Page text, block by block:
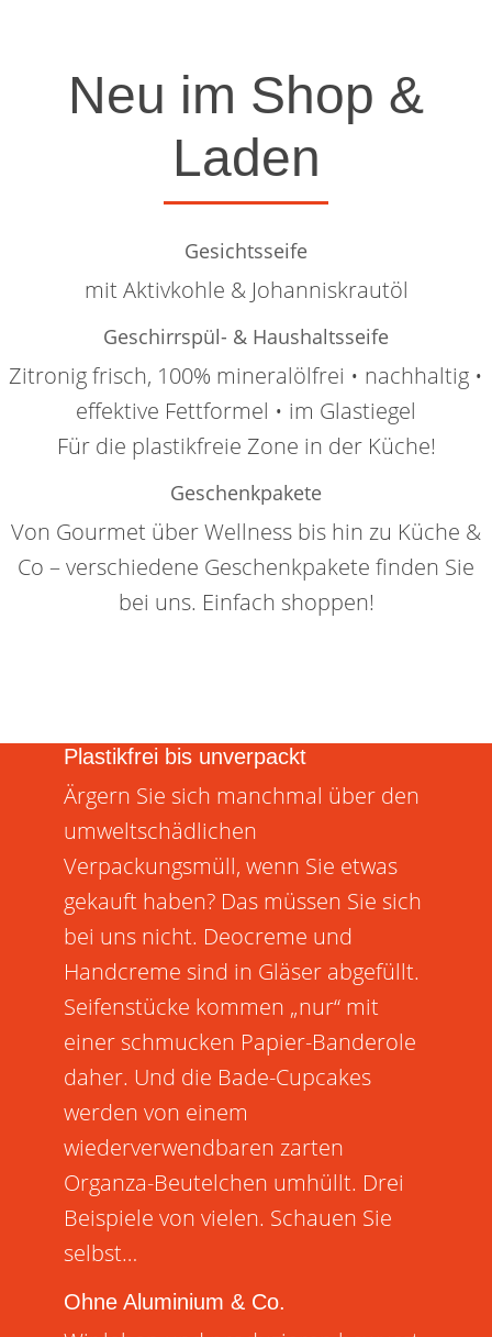
Neu im Shop &
Laden
Gesichtsseife
mit Aktivkohle & Johanniskrautöl
Geschirrspül- & Haushaltsseife
Zitronig frisch, 100% mineralölfrei • nachhaltig •
effektive Fettformel • im Glastiegel
Für die plastikfreie Zone in der Küche!
Geschenkpakete
Von Gourmet über Wellness bis hin zu Küche &
Co – verschiedene Geschenkpakete finden Sie
bei uns. Einfach shoppen!
Plastikfrei bis unverpackt
Ärgern Sie sich manchmal über den
umweltschädlichen
Verpackungsmüll, wenn Sie etwas
gekauft haben? Das müssen Sie sich
bei uns nicht. Deocreme und
Handcreme sind in Gläser abgefüllt.
Seifenstücke kommen „nur“ mit
einer schmucken Papier-Banderole
daher. Und die Bade-Cupcakes
werden von einem
wiederverwendbaren zarten
Organza-Beutelchen umhüllt. Drei
Beispiele von vielen. Schauen Sie
selbst…
Ohne Aluminium & Co.